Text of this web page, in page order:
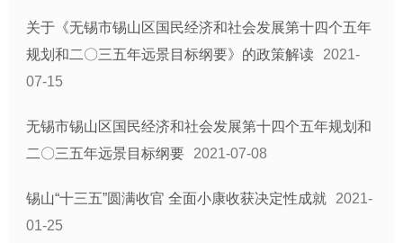
关于《无锡市锡山区国民经济和社会发展第十四个五年
规划和二〇三五年远景目标纲要》的政策解读
2021-
07-15
无锡市锡山区国民经济和社会发展第十四个五年规划和
二〇三五年远景目标纲要
2021-07-08
锡山“十三五”圆满收官 全面小康收获决定性成就
2021-
01-25